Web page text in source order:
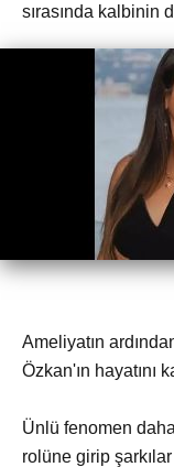
sırasında kalbinin
Ameliyatın
Özkan'ın hayatını
Ünlü fenomen
rolüne girip